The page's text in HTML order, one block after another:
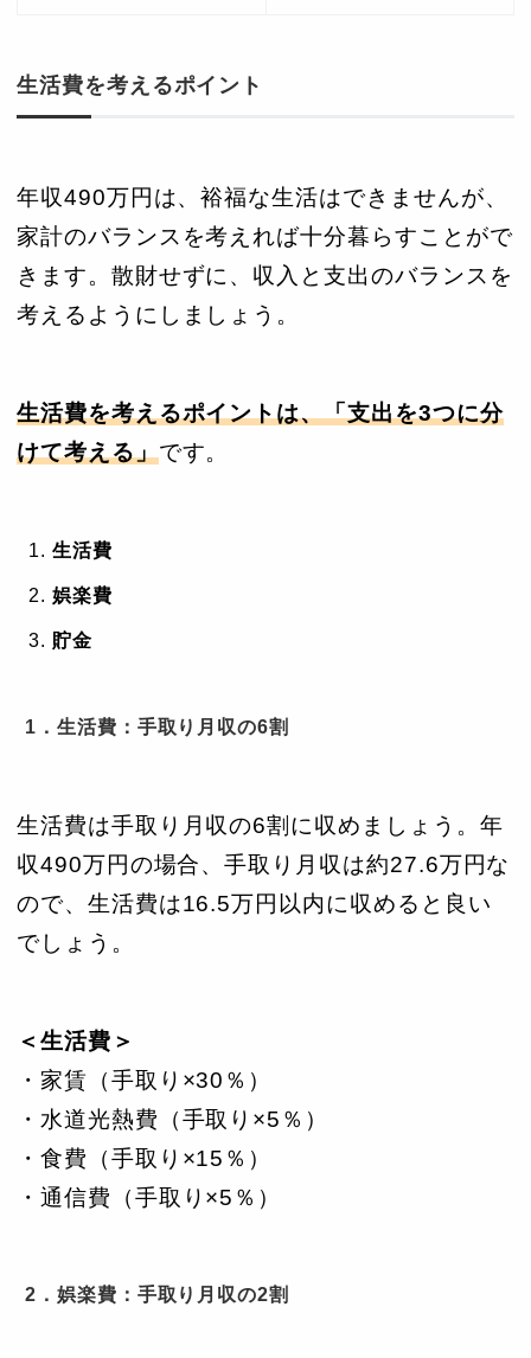
生活費を考えるポイント
年収490万円は、裕福な生活はできませんが、
家計のバランスを考えれば十分暮らすことがで
きます。散財せずに、収入と支出のバランスを
考えるようにしましょう。
生活費を考えるポイントは、「支出を3つに分
けて考える」です。
生活費
娯楽費
貯金
1．生活費：手取り月収の6割
生活費は手取り月収の6割に収めましょう。年
収490万円の場合、手取り月収は約27.6万円な
ので、生活費は16.5万円以内に収めると良い
でしょう。
＜生活費＞
・家賃（手取り×30％）
・水道光熱費（手取り×5％）
・食費（手取り×15％）
・通信費（手取り×5％）
2．娯楽費：手取り月収の2割